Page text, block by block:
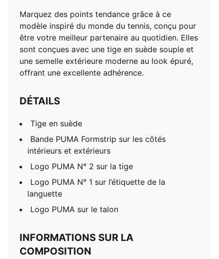
Marquez des points tendance grâce à ce
modèle inspiré du monde du tennis, conçu pour
être votre meilleur partenaire au quotidien. Elles
sont conçues avec une tige en suède souple et
une semelle extérieure moderne au look épuré,
offrant une excellente adhérence.
DÉTAILS
Tige en suède
Bande PUMA Formstrip sur les côtés
intérieurs et extérieurs
Logo PUMA N° 2 sur la tige
Logo PUMA N° 1 sur l’étiquette de la
languette
Logo PUMA sur le talon
INFORMATIONS SUR LA
COMPOSITION